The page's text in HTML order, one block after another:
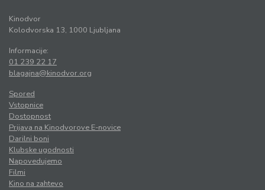
Kinodvor
Kolodvorska 13, 1000 Ljubljana
Informacije:
01 239 22 17
blagajna@kinodvor.org
Spored
Vstopnice
Dostopnost
Prijava na Kinodvorove E-novice
Darilni boni
Klubske ugodnosti
Napovedujemo
Filmi
Kino na zahtevo